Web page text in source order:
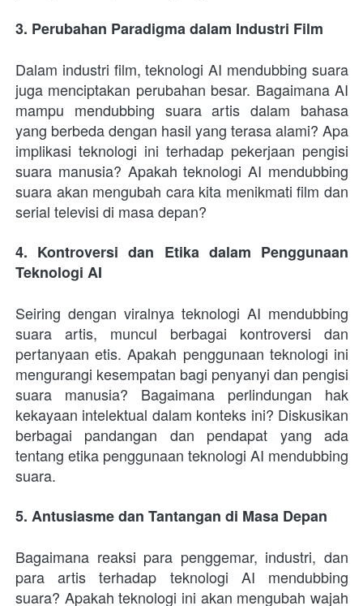
3. Perubahan Paradigma dalam Industri Film
Dalam industri film, teknologi AI mendubbing suara
juga menciptakan perubahan besar. Bagaimana AI
mampu mendubbing suara artis dalam bahasa
yang berbeda dengan hasil yang terasa alami? Apa
implikasi teknologi ini terhadap pekerjaan pengisi
suara manusia? Apakah teknologi AI mendubbing
suara akan mengubah cara kita menikmati film dan
serial televisi di masa depan?
4. Kontroversi dan Etika dalam Penggunaan
Teknologi AI
Seiring dengan viralnya teknologi AI mendubbing
suara artis, muncul berbagai kontroversi dan
pertanyaan etis. Apakah penggunaan teknologi ini
mengurangi kesempatan bagi penyanyi dan pengisi
suara manusia? Bagaimana perlindungan hak
kekayaan intelektual dalam konteks ini? Diskusikan
berbagai pandangan dan pendapat yang ada
tentang etika penggunaan teknologi AI mendubbing
suara.
5. Antusiasme dan Tantangan di Masa Depan
Bagaimana reaksi para penggemar, industri, dan
para artis terhadap teknologi AI mendubbing
suara? Apakah teknologi ini akan mengubah wajah